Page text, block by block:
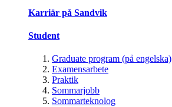
Karriär på Sandvik
Student
Graduate program (på engelska)
Examensarbete
Praktik
Sommarjobb
Sommarteknolog